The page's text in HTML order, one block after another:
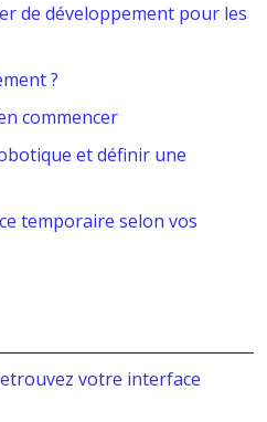
de développement pour les
?
commencer
et définir une
temporaire selon vos
votre interface